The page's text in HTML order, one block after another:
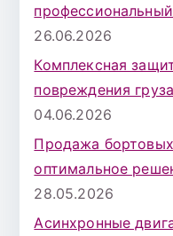
26.06.2026
Комплексная
повреждения
04.06.2026
Продажа
оптимальное
28.05.2026
Асинхронные